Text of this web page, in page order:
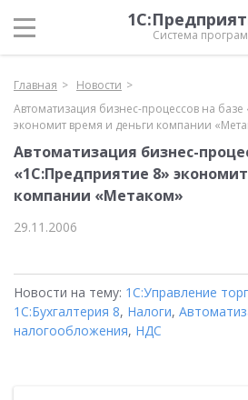
Система
Главная
Новости
Автоматизация бизнес-процессов на
экономит время и деньги компании
Автоматизация бизнес-
«1С:Предприятие 8»
компании «Метаком»
29.11.2006
Новости на тему: 1С:Управление
1С:Бухгалтерия 8, Налоги,
налогообложения, НДС